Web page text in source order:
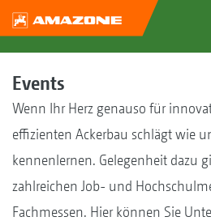
Events
Wenn Ihr Herz genauso für
effizienten Ackerbau schlägt wie
kennenlernen. Gelegenheit dazu
zahlreichen Job- und
Fachmessen. Hier können Sie